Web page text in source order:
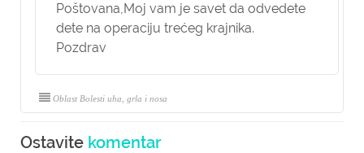
Poštovana,Moj vam je savet da odvedete
dete na operaciju trećeg krajnika.
Pozdrav
Oblast Bolesti uha, grla i nosa
Ostavite komentar